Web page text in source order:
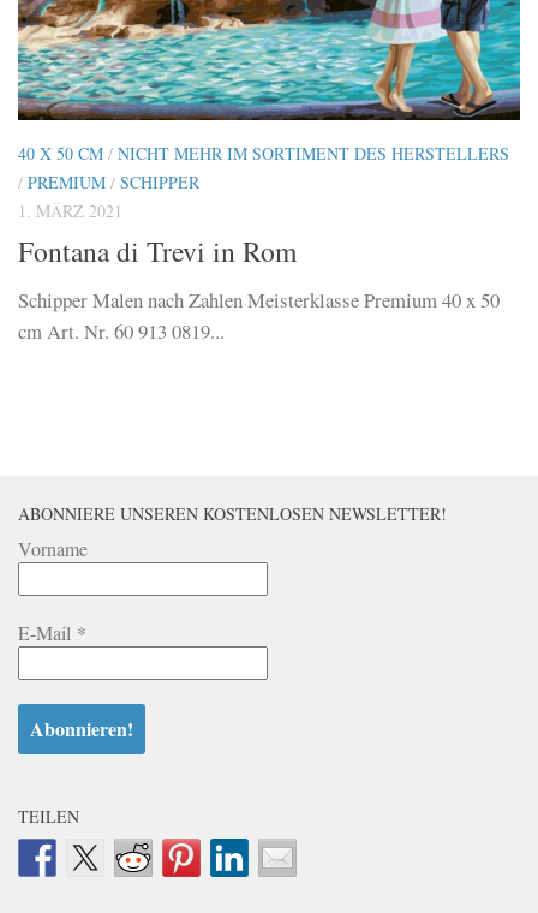
40 X 50 CM / NICHT MEHR IM SORTIMENT DES HERSTELLERS
/ PREMIUM / SCHIPPER
1. MÄRZ 2021
Fontana di Trevi in Rom
Schipper Malen nach Zahlen Meisterklasse Premium 40 x 50
cm Art. Nr. 60 913 0819...
ABONNIERE UNSEREN KOSTENLOSEN NEWSLETTER!
Vorname
E-Mail *
TEILEN